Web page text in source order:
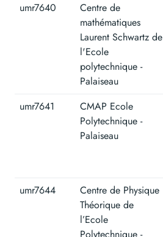
umr7640
Centre de
mathématiques
Laurent Schwartz de
l'Ecole
polytechnique -
Palaiseau
umr7641
CMAP Ecole
Polytechnique -
Palaiseau
umr7644
Centre de Physique
Théorique de
l’Ecole